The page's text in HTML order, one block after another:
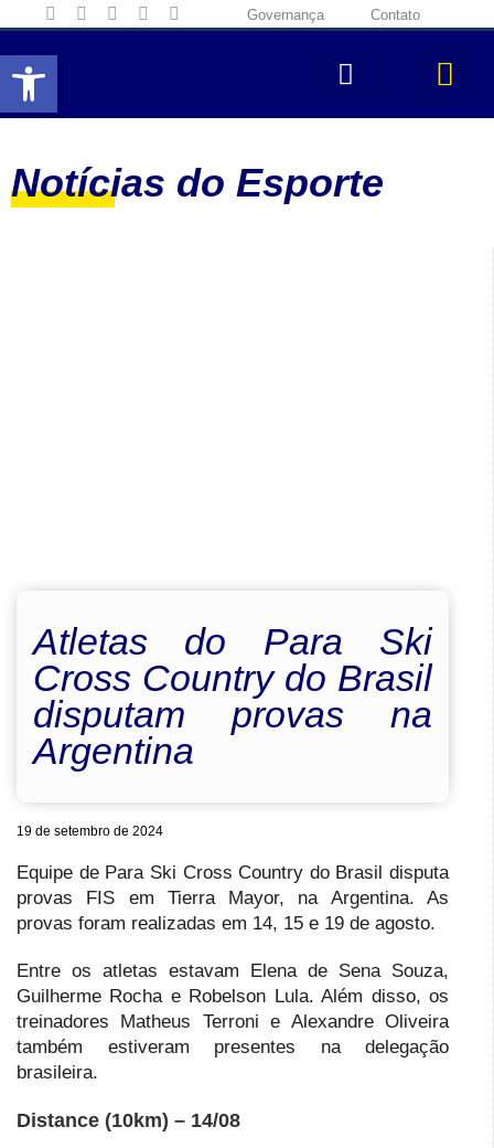
Abrir a barra de ferramentas
Governança Contato
Notícias do Esporte
Atletas do Para Ski
Cross Country do Brasil
disputam provas na
Argentina
19 de setembro de 2024
Equipe de Para Ski Cross Country do Brasil disputa
provas FIS em Tierra Mayor, na Argentina. As
provas foram realizadas em 14, 15 e 19 de agosto.
Entre os atletas estavam Elena de Sena Souza,
Guilherme Rocha e Robelson Lula. Além disso, os
treinadores Matheus Terroni e Alexandre Oliveira
também estiveram presentes na delegação
brasileira.
Distance (10km) – 14/08